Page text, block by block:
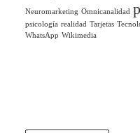
Neuromarketing Omnicanalidad
psicología realidad Tarjetas
WhatsApp Wikimedia